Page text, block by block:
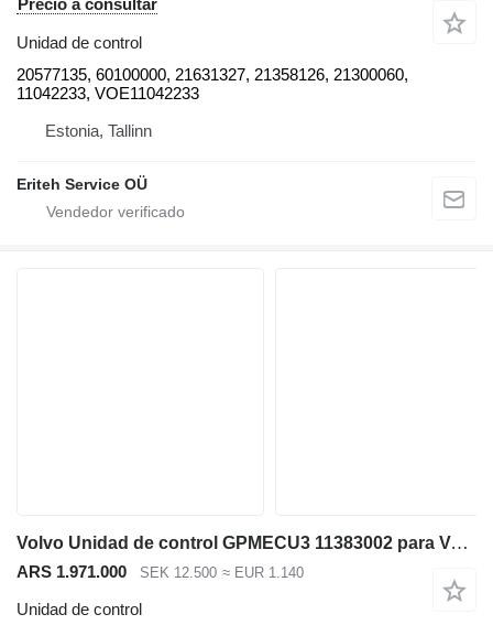
Precio a consultar
Unidad de control
20577135, 60100000, 21631327, 21358126, 21300060,
11042233, VOE11042233
Estonia, Tallinn
Eriteh Service OÜ
Volvo Unidad de control GPMECU3 11383002 para Volvo L120H cargadora de ruedas
ARS 1.971.000 SEK 12.500 ≈ EUR 1.140
Unidad de control